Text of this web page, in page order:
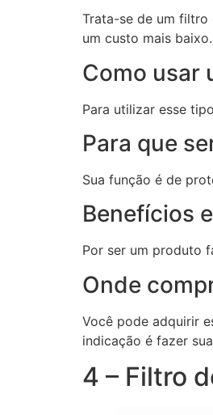
Trata-se de um filtro
um custo mais baixo.
Como usar
Para utilizar esse
Para que
Sua função é de
Benefícios
Por ser um produto
Onde
Você pode adquirir
indicação é fazer
4 – Filtro